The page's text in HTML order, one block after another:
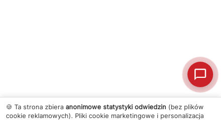
🍪 Ta strona zbiera anonimowe statystyki odwiedzin (bez plików
cookie reklamowych). Pliki cookie marketingowe i personalizacja